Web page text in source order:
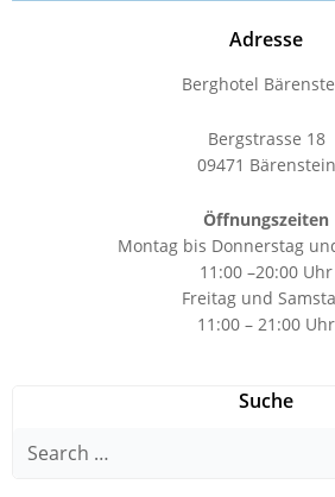
Adresse
Berghotel
Bergstrasse 18
09471 Bärenstein
Öffnungszeiten
Montag bis Donnerstag
11:00 –20:00 Uhr
Freitag und
11:00 – 21:00 Uhr
Suche
Search